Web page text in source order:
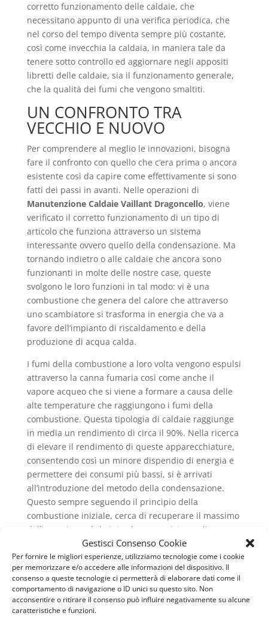
Gestisci Consenso Cookie
Per fornire le migliori esperienze, utilizziamo tecnologie come i cookie
per memorizzare e/o accedere alle informazioni del dispositivo. Il
consenso a queste tecnologie ci permetterà di elaborare dati come il
comportamento di navigazione o ID unici su questo sito. Non
acconsentire o ritirare il consenso può influire negativamente su alcune
caratteristiche e funzioni.
corretto funzionamento delle caldaie, che
necessitano appunto di una verifica periodica, che
nel corso del tempo diventa sempre più costante,
così come invecchia la caldaia, in maniera tale da
tenere sotto controllo ed aggiornare negli appositi
libretti delle caldaie, sia il funzionamento generale,
che la qualità dei fumi che vengono smaltiti.
UN CONFRONTO TRA
VECCHIO E NUOVO
Per comprendere al meglio le innovazioni, bisogna
fare il confronto con quello che c’era prima o ancora
esistente così da capire come effettivamente si sono
fatti dei passi in avanti. Nelle operazioni di
Manutenzione Caldaie Vaillant Dragoncello, viene
verificato il corretto funzionamento di un tipo di
articolo che funziona attraverso un sistema
interessante ovvero quello della condensazione. Ma
tornando indietro o alle caldaie che ancora sono
funzionanti in molte delle nostre case, queste
svolgono le loro funzioni in tal modo: vi è una
combustione che genera del calore che attraverso
uno scambiatore si trasforma in energia che va a
favore dell’impianto di riscaldamento e della
produzione di acqua calda.
I fumi della combustione a loro volta vengono espulsi
attraverso la canna fumaria così come anche il
vapore acqueo che si viene a formare a causa delle
alte temperature che raggiungono i fumi della
combustione. Questa tipologia di caldaie raggiunge
in media un rendimento di circa il 90%. Nella ricerca
di elevare il rendimento di queste apparecchiature,
consentendo così un minore dispendio di energia e
permettere dei consumi più bassi, si è arrivati
all’introduzione del metodo della condensazione.
Questo sempre seguendo il principio della
combustione iniziale, cerca di recuperare il massimo
dell’energia, così da introdurre un sistema di
raffreddamento dei fumi che non genera vapore
acqueo e così viene ad esserci dell’energia termica,
detta calore latente, che si aggiunge all’energia
generale prodotta dalla combustione e permette di
ottenere dei rendimenti molto più alti. Infatti questo,
nel caso delle caldaie a condensazione ed in